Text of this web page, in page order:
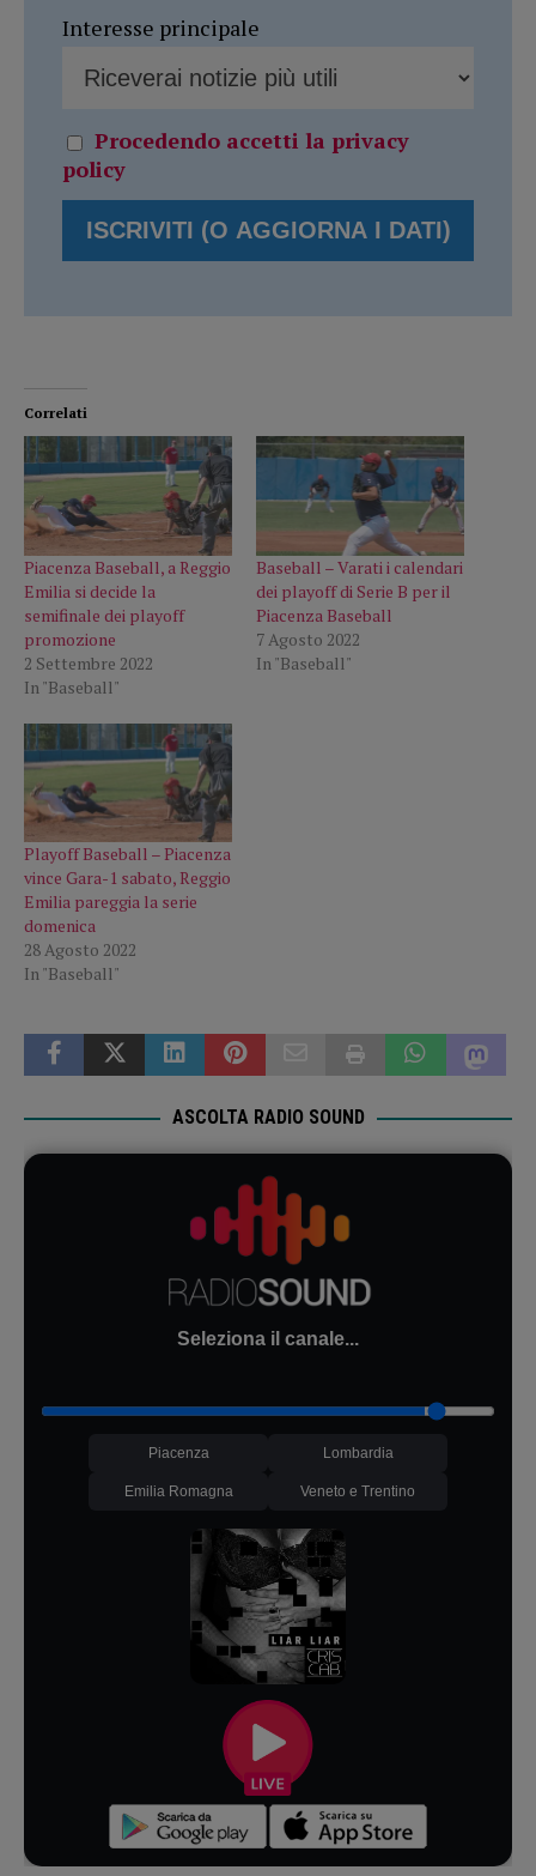
Interesse principale
Procedendo accetti la privacy
policy
Correlati
Piacenza Baseball, a Reggio
Emilia si decide la
semifinale dei playoff
promozione
2 Settembre 2022
In "Baseball"
Baseball – Varati i calendari
dei playoff di Serie B per il
Piacenza Baseball
7 Agosto 2022
In "Baseball"
Playoff Baseball – Piacenza
vince Gara-1 sabato, Reggio
Emilia pareggia la serie
domenica
28 Agosto 2022
In "Baseball"
ASCOLTA RADIO SOUND
Seleziona il canale...
Piacenza Lombardia
Emilia Romagna Veneto e Trentino